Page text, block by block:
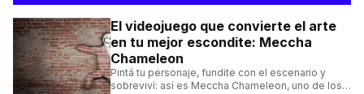
El videojuego que convierte el arte
en tu mejor escondite: Meccha
Chameleon
Pintá tu personaje, fundite con el escenario y
sobreviví: así es Meccha Chameleon, uno de los